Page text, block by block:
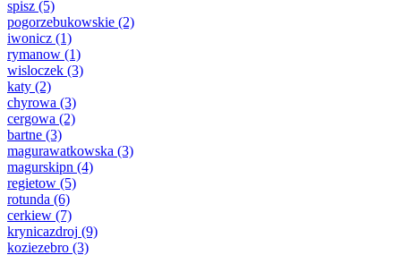
spisz (5)
pogorzebukowskie (2)
iwonicz (1)
rymanow (1)
wisloczek (3)
katy (2)
chyrowa (3)
cergowa (2)
bartne (3)
magurawatkowska (3)
magurskipn (4)
regietow (5)
rotunda (6)
cerkiew (7)
krynicazdroj (9)
koziezebro (3)